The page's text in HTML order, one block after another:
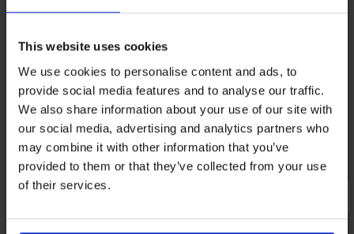
This website uses cookies
We use cookies to personalise content and ads, to
provide social media features and to analyse our traffic.
We also share information about your use of our site with
our social media, advertising and analytics partners who
may combine it with other information that you’ve
provided to them or that they’ve collected from your use
of their services.